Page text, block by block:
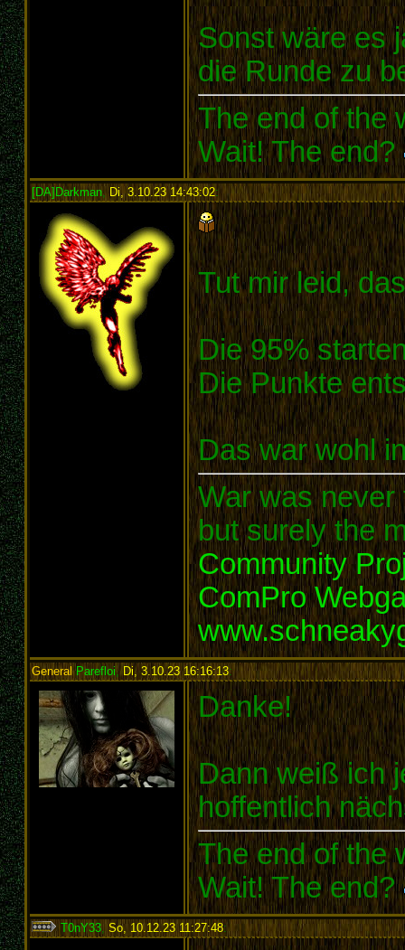
Sonst wäre es
die Runde zu
The end of the
Wait! The end?
[DA]Darkman, Di, 3.10.23 14:43:02:
Tut mir leid,
Die 95%
Die Punkte
Das war wohl
War was never
but surely the
Community
ComPro
GeneralParefloi, Di, 3.10.23 16:16:13:
Danke!
Dann weiß ich
hoffentlich
The end of the
Wait! The end?
T0nY33,So, 10.12.23 11:27:48: